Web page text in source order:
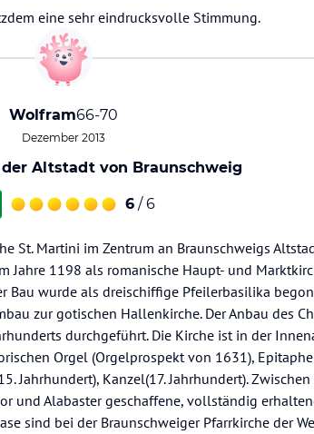
eine sehr eindrucksvolle Stimmung.
Wolfram66-70
Dezember 2013
Altstadt von Braunschweig
6 / 6
St. Martini im Zentrum an Braunschweigs
Jahre 1198 als romanische Haupt- und
Bau wurde als dreischiffige Pfeilerbasilika
zur gotischen Hallenkirche. Der Anbau des
durchgeführt. Die Kirche ist in der
Orgel (Orgelprospekt von 1631),
Jahrhundert), Kanzel(17. Jahrhundert).
und Alabaster geschaffene, vollständig
sind bei der Braunschweiger Pfarrkirche der